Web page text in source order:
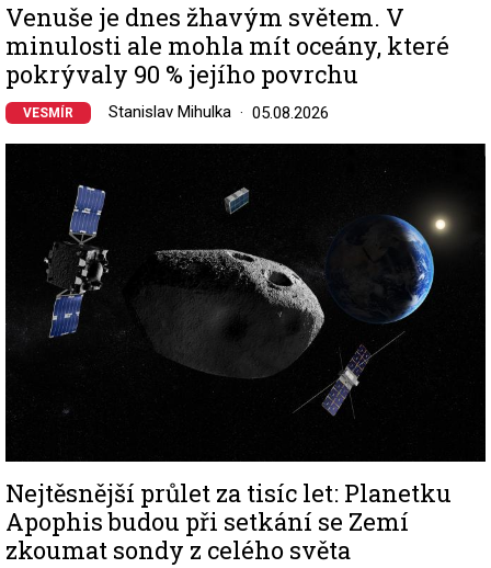
Venuše je dnes žhavým světem. V
minulosti ale mohla mít oceány, které
pokrývaly 90 % jejího povrchu
VESMÍR Stanislav Mihulka 05.08.2026
Nejtěsnější průlet za tisíc let: Planetku
Apophis budou při setkání se Zemí
zkoumat sondy z celého světa